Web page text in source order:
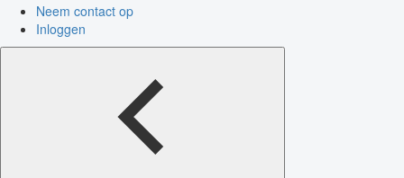
Neem contact op
Inloggen